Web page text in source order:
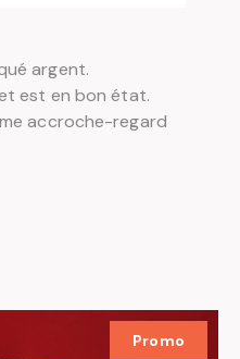
argent.
est en bon état.
accroche-regard
Promo